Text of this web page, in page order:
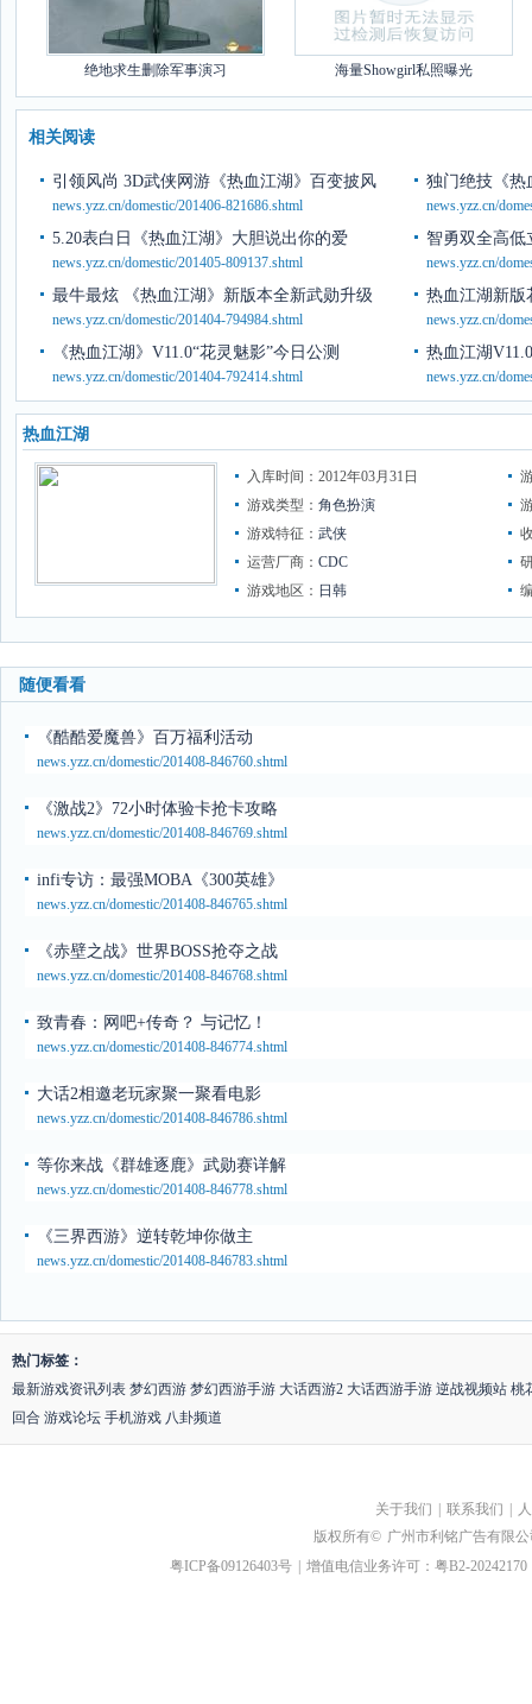
绝地求生删除军事演习 海量Showgirl私照曝光
相关阅读
引领风尚 3D武侠网游《热血江湖》百变披风
news.yzz.cn/domestic/201406-821686.shtml
独门绝技《热
news.yzz.cn/
5.20表白日《热血江湖》大胆说出你的爱
news.yzz.cn/domestic/201405-809137.shtml
智勇双全高低
news.yzz.cn/
最牛最炫 《热血江湖》新版本全新武勋升级
news.yzz.cn/domestic/201404-794984.shtml
热血江湖新版
news.yzz.cn/
《热血江湖》V11.0“花灵魅影”今日公测
news.yzz.cn/domestic/201404-792414.shtml
热血江湖
news.yzz.cn/
热血江湖
入库时间：2012年03月31日
游戏类型： 角色扮演
游戏特征： 武侠
运营厂商： CDC
游戏地区： 日韩
随便看看
《酷酷爱魔兽》百万福利活动
news.yzz.cn/domestic/201408-846760.shtml
《激战2》72小时体验卡抢卡攻略
news.yzz.cn/domestic/201408-846769.shtml
infi专访：最强MOBA《300英雄》
news.yzz.cn/domestic/201408-846765.shtml
《赤壁之战》世界BOSS抢夺之战
news.yzz.cn/domestic/201408-846768.shtml
致青春：网吧+传奇？ 与记忆！
news.yzz.cn/domestic/201408-846774.shtml
大话2相邀老玩家聚一聚看电影
news.yzz.cn/domestic/201408-846786.shtml
等你来战《群雄逐鹿》武勋赛详解
news.yzz.cn/domestic/201408-846778.shtml
《三界西游》逆转乾坤你做主
news.yzz.cn/domestic/201408-846783.shtml
热门标签：
最新游戏资讯列表 梦幻西游 梦幻西游手游 大话西游2 大话西游手游 逆战视频站 桃
回合 游戏论坛 手机游戏 八卦频道
关于我们 联系我们
版权所有© 广州市利铭广告有限
粤ICP备09126403号 | 增值电信业务许可：粤B2-20242170